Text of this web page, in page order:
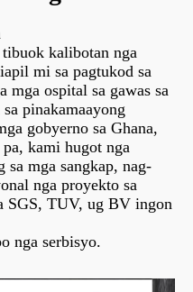
kalibotan nga
mi sa pagtukod sa
ospital sa gawas sa
pinakamaayong
gobyerno sa Ghana,
kami hugot nga
sa mga sangkap, nag-
nga proyekto sa
SGS, TUV, ug BV ingon
nga serbisyo.